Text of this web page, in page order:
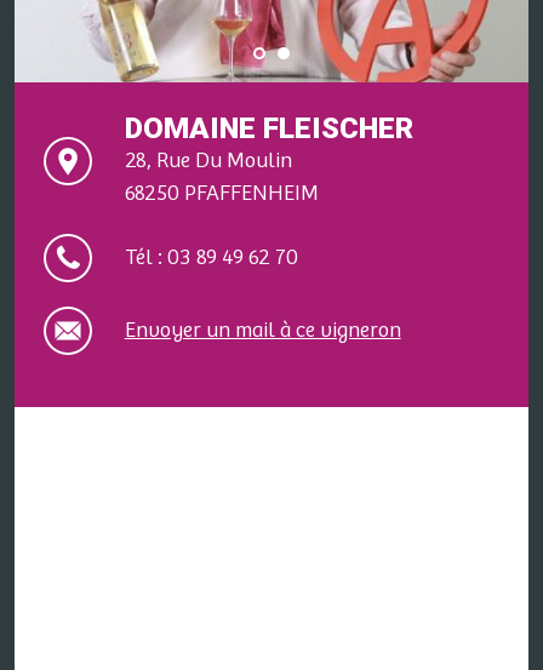
DOMAINE FLEISCHER
28, Rue Du Moulin
68250 PFAFFENHEIM
Tél : 03 89 49 62 70
Envoyer un mail à ce vigneron